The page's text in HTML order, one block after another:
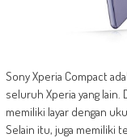
Sony Xperia Compact
seluruh Xperia yang lain.
memiliki layar dengan
Selain itu, juga memiliki